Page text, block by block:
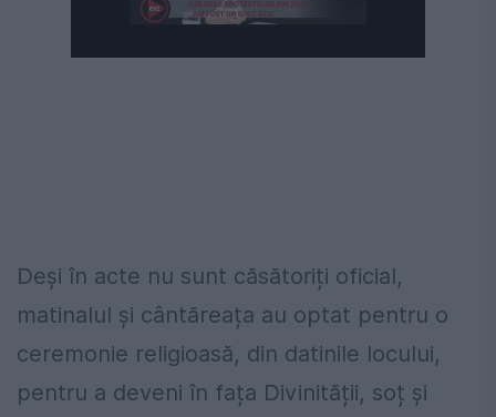
Deși în acte nu sunt căsătoriți oficial,
matinalul și cântăreața au optat pentru o
ceremonie religioasă, din datinile locului,
pentru a deveni în fața Divinității, soț și